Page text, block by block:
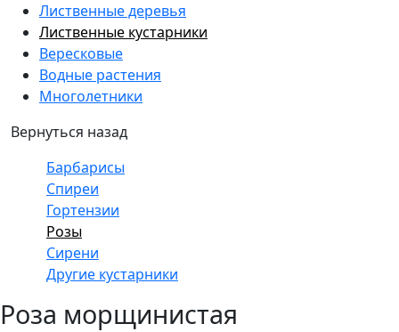
Лиственные деревья
Лиственные кустарники
Вересковые
Водные растения
Многолетники
Вернуться назад
Барбарисы
Спиреи
Гортензии
Розы
Сирени
Другие кустарники
Роза морщинистая